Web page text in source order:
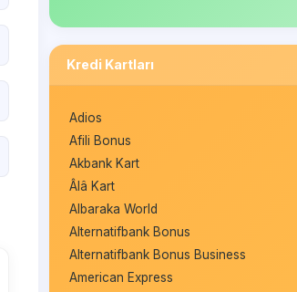
Kredi Kartları
Adios
Afili Bonus
Akbank Kart
Âlâ Kart
Albaraka World
Alternatifbank Bonus
Alternatifbank Bonus Business
American Express